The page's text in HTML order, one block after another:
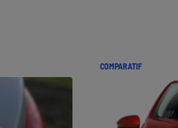
COMPARATIF